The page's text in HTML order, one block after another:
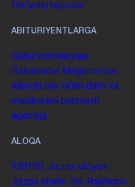
Me'yoriy hujjatlar
ABITURIYENTLARGA
Qabul komissiyasi
Bakalavriat Magistratura
Ikkinchi oliy taʼlim Bilim va
malakalarni baholash
agentligi
ALOQA
130100. Jizzax viloyati,
Jizzax shahri, Sh. Rashidov